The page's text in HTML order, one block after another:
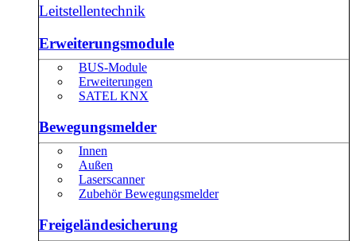
Leitstellentechnik
Erweiterungsmodule
BUS-Module
Erweiterungen
SATEL KNX
Bewegungsmelder
Innen
Außen
Laserscanner
Zubehör Bewegungsmelder
Freigeländesicherung